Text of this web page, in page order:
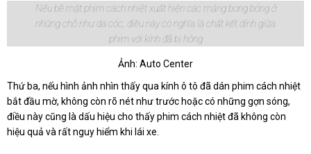
Nếu bề mặt phim cách nhiệt xuất hiện các mảng bong bóng ở
những chỗ như da cóc, điều này có nghĩa là chất kết dính giữa
phim với kính đã bị hỏng
Ảnh: Auto Center
Thứ ba, nếu hình ảnh nhìn thấy qua kính ô tô đã dán phim cách nhiệt
bắt đầu mờ, không còn rõ nét như trước hoặc có những gợn sóng,
điều này cũng là dấu hiệu cho thấy phim cách nhiệt đã không còn
hiệu quả và rất nguy hiểm khi lái xe.